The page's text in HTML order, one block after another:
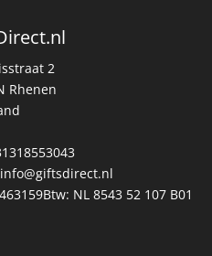
2
Rhenen
info@giftsdirect.nl
NL 8543 52 107 B01